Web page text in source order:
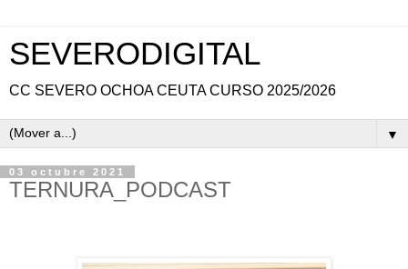
SEVERODIGITAL
CC SEVERO OCHOA CEUTA CURSO 2025/2026
▼
03 octubre 2021
TERNURA_PODCAST